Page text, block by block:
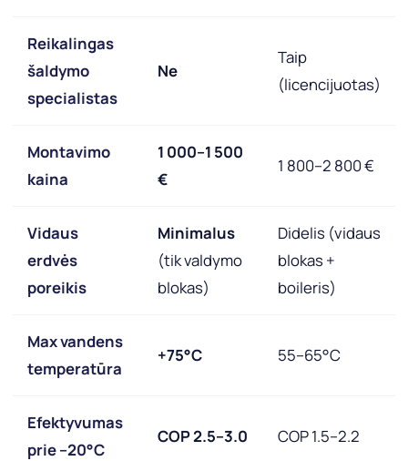
Reikalingas
šaldymo
specialistas
Ne
Taip
(licencijuotas)
Montavimo
kaina
1 000–1 500
€
1 800–2 800 €
Vidaus
erdvės
poreikis
Minimalus
(tik valdymo
blokas)
Didelis (vidaus
blokas +
boileris)
Max vandens
temperatūra
+75°C 55–65°C
Efektyvumas
prie –20°C
COP 2.5–3.0 COP 1.5–2.2